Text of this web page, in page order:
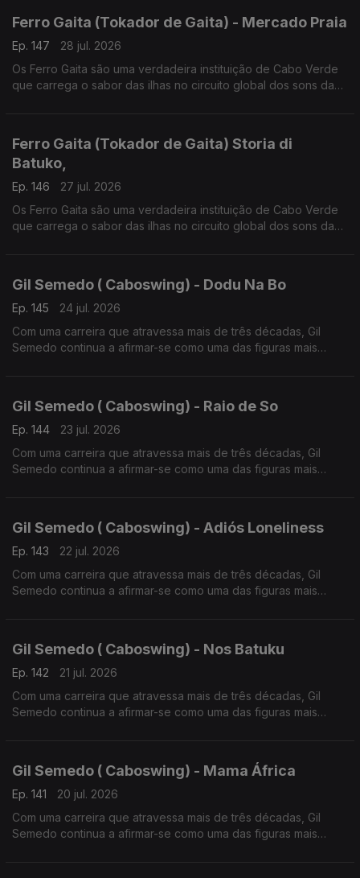
Ferro Gaita (Tokador de Gaita) - Mercado Praia
Ep. 147
28 jul. 2026
Os Ferro Gaita são uma verdadeira instituição de Cabo Verde
que carrega o sabor das ilhas no circuito global dos sons da
Ferro Gaita (Tokador de Gaita) Storia di
Batuko,
Ep. 146
27 jul. 2026
Os Ferro Gaita são uma verdadeira instituição de Cabo Verde
que carrega o sabor das ilhas no circuito global dos sons da
Gil Semedo ( Caboswing) - Dodu Na Bo
Ep. 145
24 jul. 2026
Com uma carreira que atravessa mais de três décadas, Gil
Semedo continua a afirmar-se como uma das figuras mais
Gil Semedo ( Caboswing) - Raio de So
Ep. 144
23 jul. 2026
Com uma carreira que atravessa mais de três décadas, Gil
Semedo continua a afirmar-se como uma das figuras mais
Gil Semedo ( Caboswing) - Adiós Loneliness
Ep. 143
22 jul. 2026
Com uma carreira que atravessa mais de três décadas, Gil
Semedo continua a afirmar-se como uma das figuras mais
Gil Semedo ( Caboswing) - Nos Batuku
Ep. 142
21 jul. 2026
Com uma carreira que atravessa mais de três décadas, Gil
Semedo continua a afirmar-se como uma das figuras mais
Gil Semedo ( Caboswing) - Mama África
Ep. 141
20 jul. 2026
Com uma carreira que atravessa mais de três décadas, Gil
Semedo continua a afirmar-se como uma das figuras mais